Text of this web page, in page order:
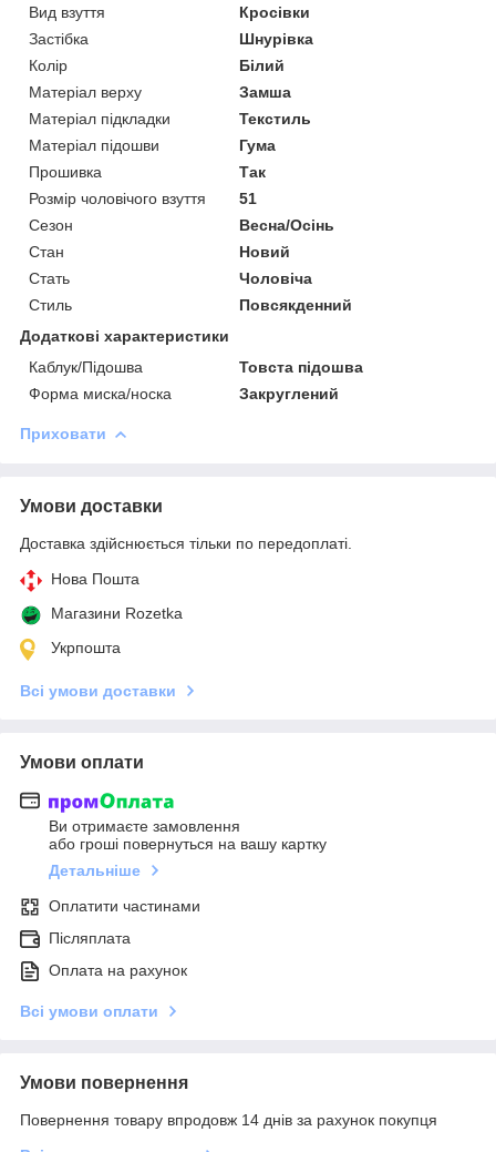
Вид взуття
Кросівки
Застібка
Шнурівка
Колір
Білий
Матеріал верху
Замша
Матеріал підкладки
Текстиль
Матеріал підошви
Гума
Прошивка
Так
Розмір чоловічого взуття
51
Сезон
Весна/Осінь
Стан
Новий
Стать
Чоловіча
Стиль
Повсякденний
Додаткові характеристики
Каблук/Підошва
Товста підошва
Форма миска/носка
Закруглений
Приховати
Умови доставки
Доставка здійснюється тільки по передоплаті.
Нова Пошта
Магазини Rozetka
Укрпошта
Всі умови доставки
Умови оплати
Ви отримаєте замовлення
або гроші повернуться на вашу картку
Детальніше
Оплатити частинами
Післяплата
Оплата на рахунок
Всі умови оплати
Умови повернення
Повернення товару впродовж 14 днів за рахунок покупця